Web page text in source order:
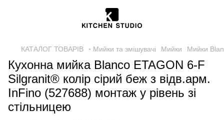
КАТАЛОГ ТОВАРІВ ◦ Мийки та змішувачі Мийки Мийки
Кухонна мийка Blanco ETAGON 6-F
Silgranit® колір сірий беж з відв.арм.
InFino (527688) монтаж у рівень зі
стільницею